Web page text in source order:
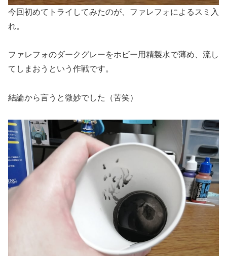
今回初めてトライしてみたのが、ファレフォによるスミ入
れ。
ファレフォのダークグレーをホビー用精製水で薄め、流し
てしまおうという作戦です。
結論から言うと微妙でした（苦笑）